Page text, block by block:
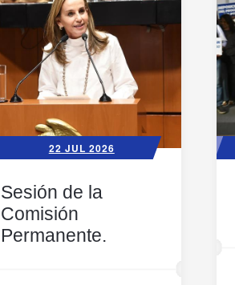
22 JUL 2026
Sesión de la
Comisión
Permanente.